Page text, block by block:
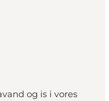
og is i vores